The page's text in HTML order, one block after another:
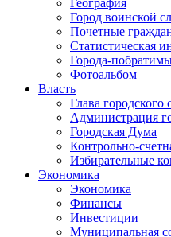
География
Город воинской
Почетные
Статистическая
Города-
Фотоальбом
Власть
Глава городского
Администрация
Городская Дума
Контрольно-
Избирательные
Экономика
Экономика
Финансы
Инвестиции
Муниципальная